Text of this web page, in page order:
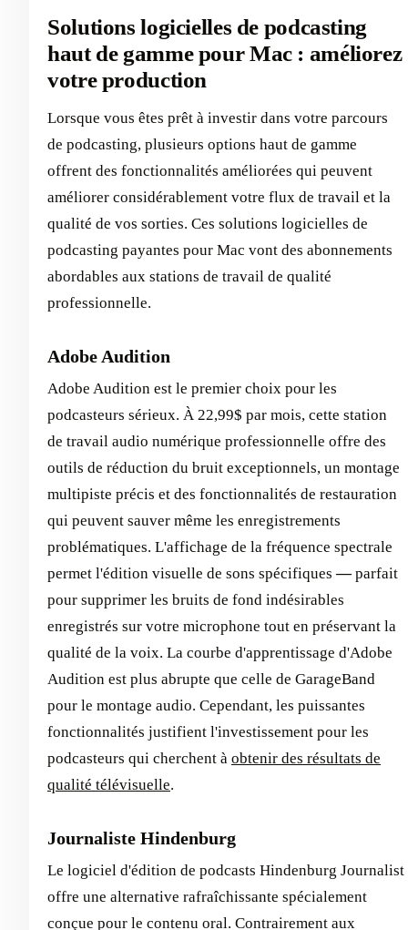
Solutions logicielles de podcasting
haut de gamme pour Mac : améliorez
votre production
Lorsque vous êtes prêt à investir dans votre parcours
de podcasting, plusieurs options haut de gamme
offrent des fonctionnalités améliorées qui peuvent
améliorer considérablement votre flux de travail et la
qualité de vos sorties. Ces solutions logicielles de
podcasting payantes pour Mac vont des abonnements
abordables aux stations de travail de qualité
professionnelle.
Adobe Audition
Adobe Audition est le premier choix pour les
podcasteurs sérieux. À 22,99$ par mois, cette station
de travail audio numérique professionnelle offre des
outils de réduction du bruit exceptionnels, un montage
multipiste précis et des fonctionnalités de restauration
qui peuvent sauver même les enregistrements
problématiques. L'affichage de la fréquence spectrale
permet l'édition visuelle de sons spécifiques—parfait
pour supprimer les bruits de fond indésirables
enregistrés sur votre microphone tout en préservant la
qualité de la voix. La courbe d'apprentissage d'Adobe
Audition est plus abrupte que celle de GarageBand
pour le montage audio. Cependant, les puissantes
fonctionnalités justifient l'investissement pour les
podcasteurs qui cherchent à obtenir des résultats de
qualité télévisuelle.
Journaliste Hindenburg
Le logiciel d'édition de podcasts Hindenburg Journalist
offre une alternative rafraîchissante spécialement
conçue pour le contenu oral. Contrairement aux